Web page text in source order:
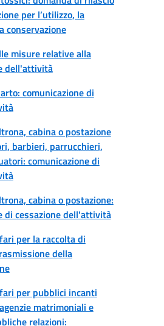
per l’utilizzo, la
conservazione
misure relative alla
dell'attività
comunicazione di
cabina o postazione
barbieri, parrucchieri,
comunicazione di
cabina o postazione:
di cessazione dell'attività
per la raccolta di
della
per pubblici incanti
matrimoniali e
relazioni: